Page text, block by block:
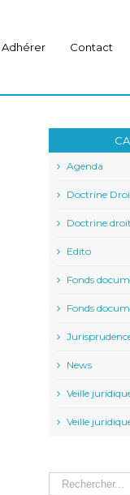
Adhérer Contact
Agenda
Doctrine
Doctrine
Edito
Fonds
Fonds
News
Veille
Veille